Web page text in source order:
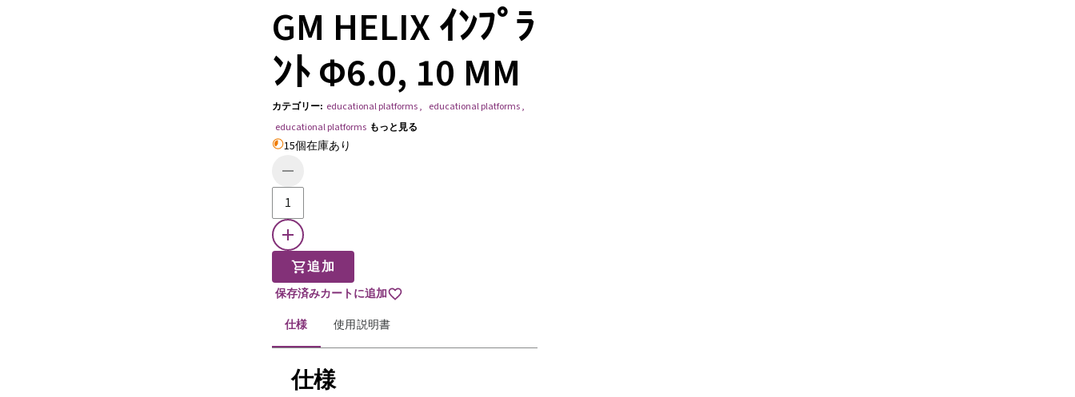
GM HELIX ｲﾝﾌﾟﾗ
ﾝﾄ Φ6.0, 10 MM
カテゴリー: educational platforms, educational platforms,
educational platforms もっと見る
15個在庫あり
追加
保存済みカートに追加
仕様
使用説明書
仕様